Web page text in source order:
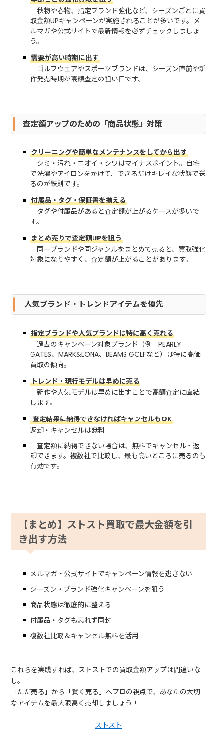
秋物や春物、指定ブランド強化など、シーズンごとに買
取金額UPキャンペーンが実施されることが多いです。メ
ルマガや公式サイトで最新情報を必ずチェックしましょ
う。
需要が高い時期に出す
ゴルフウェアやスポーツブランドは、シーズン直前や新
作発売時期が高額査定の狙い目です。
査定額アップのための「商品状態」対策
クリーニングや簡単なメンテナンスをしてから出す
シミ・汚れ・ニオイ・シワはマイナスポイント。自宅
で洗濯やアイロンをかけて、できるだけキレイな状態で送
るのが鉄則です。
付属品・タグ・保証書を揃える
タグや付属品があると査定額が上がるケースが多いで
す。
まとめ売りで査定額UPを狙う
同一ブランドや同ジャンルをまとめて売ると、買取強化
対象になりやすく、査定額が上がることがあります。
人気ブランド・トレンドアイテムを優先
指定ブランドや人気ブランドは特に高く売れる
過去のキャンペーン対象ブランド（例：PEARLY
GATES、MARK&LONA、BEAMS GOLFなど）は特に高価
買取の傾向。
トレンド・現行モデルは早めに売る
新作や人気モデルは早めに出すことで高額査定に直結
します。
査定結果に納得できなければキャンセルもOK
返却・キャンセルは無料
査定額に納得できない場合は、無料でキャンセル・返
却できます。複数社で比較し、最も高いところに売るのも
有効です。
【まとめ】ストスト買取で最大金額を引
き出す方法
メルマガ・公式サイトでキャンペーン情報を逃さない
シーズン・ブランド強化キャンペーンを狙う
商品状態は徹底的に整える
付属品・タグも忘れず同封
複数社比較＆キャンセル無料を活用
これらを実践すれば、ストストでの買取金額アップは間違いな
し。
「ただ売る」から「賢く売る」へプロの視点で、あなたの大切
なアイテムを最大限高く売却しましょう！
ストスト